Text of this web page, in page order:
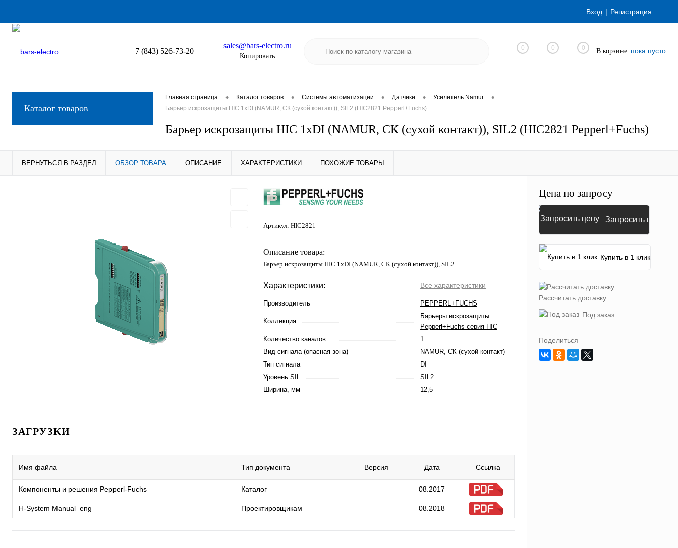
Вход Регистрация
+7 (843) 526-73-20
sales@bars-electro.ru
Копировать
0 0 0 В корзине пока пусто
Каталог товаров
Главная страница • Каталог товаров • Системы автоматизации • Датчики • Усилитель Namur •
Барьер искрозащиты HIC 1хDI (NAMUR, СК (сухой контакт)), SIL2 (HIC2821 Pepperl+Fuchs)
Барьер искрозащиты HIC 1хDI (NAMUR, СК (сухой контакт)), SIL2 (HIC2821 Pepperl+Fuchs)
ВЕРНУТЬСЯ В РАЗДЕЛ ОБЗОР ТОВАРА ОПИСАНИЕ ХАРАКТЕРИСТИКИ ПОХОЖИЕ ТОВАРЫ
Артикул: HIC2821
Описание товара:
Барьер искрозащиты HIC 1хDI (NAMUR, СК (сухой контакт)), SIL2
Характеристики: Все характеристики
Производитель PEPPERL+FUCHS
Коллекция
Барьеры искрозащиты
Pepperl+Fuchs серия HIC
Количество каналов
1
Вид сигнала (опасная зона)
NAMUR, СК (сухой контакт)
Тип сигнала
DI
Уровень SIL
SIL2
Ширина, мм
12,5
ЗАГРУЗКИ
Имя файла Тип документа Версия Дата Ссылка
Компоненты и решения Pepperl-Fuchs Каталог 08.2017
H-System Manual_eng Проектировщикам 08.2018
Цена по запросу
Запросить цену
Купить в 1 клик
Рассчитать доставку
Под заказ
Поделиться